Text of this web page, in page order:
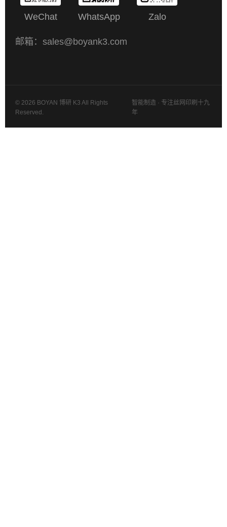
WeChat WhatsApp Zalo
邮箱：sales@boyank3.com
© 2026 BOYAN 博研 K3 All Rights
Reserved.
智能制造 · 专注丝网印刷十九
年